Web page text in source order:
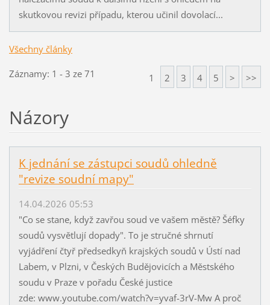
skutkovou revizi případu, kterou učinil dovolací...
Všechny články
Záznamy: 1 - 3 ze 71 1 2 3 4 5 > >>
Názory
K jednání se zástupci soudů ohledně
"revize soudní mapy"
14.04.2026 05:53
"Co se stane, když zavřou soud ve vašem městě? Šéfky
soudů vysvětlují dopady". To je stručné shrnutí
vyjádření čtyř předsedkyň krajských soudů v Ústí nad
Labem, v Plzni, v Českých Budějovicích a Městského
soudu v Praze v pořadu České justice
zde: www.youtube.com/watch?v=yvaf-3rV-Mw A proč